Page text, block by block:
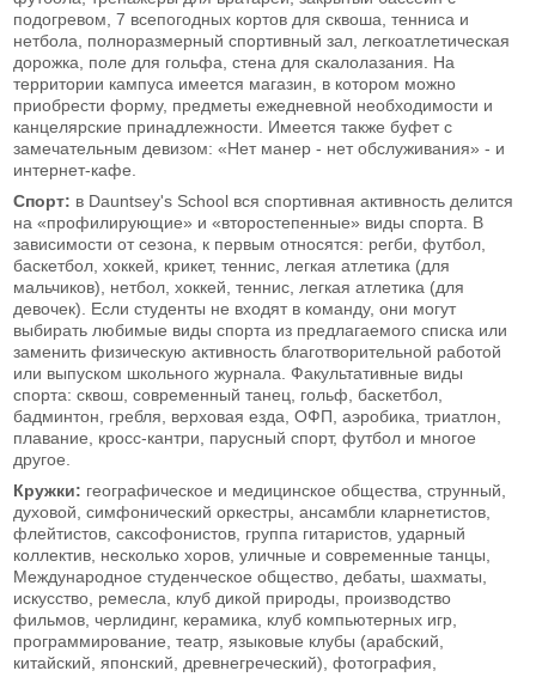
подогревом, 7 всепогодных кортов для сквоша, тенниса и
нетбола, полноразмерный спортивный зал, легкоатлетическая
дорожка, поле для гольфа, стена для скалолазания. На
территории кампуса имеется магазин, в котором можно
приобрести форму, предметы ежедневной необходимости и
канцелярские принадлежности. Имеется также буфет с
замечательным девизом: «Нет манер - нет обслуживания» - и
интернет-кафе.
Спорт: в Dauntsey's School вся спортивная активность делится
на «профилирующие» и «второстепенные» виды спорта. В
зависимости от сезона, к первым относятся: регби, футбол,
баскетбол, хоккей, крикет, теннис, легкая атлетика (для
мальчиков), нетбол, хоккей, теннис, легкая атлетика (для
девочек). Если студенты не входят в команду, они могут
выбирать любимые виды спорта из предлагаемого списка или
заменить физическую активность благотворительной работой
или выпуском школьного журнала. Факультативные виды
спорта: сквош, современный танец, гольф, баскетбол,
бадминтон, гребля, верховая езда, ОФП, аэробика, триатлон,
плавание, кросс-кантри, парусный спорт, футбол и многое
другое.
Кружки: географическое и медицинское общества, струнный,
духовой, симфонический оркестры, ансамбли кларнетистов,
флейтистов, саксофонистов, группа гитаристов, ударный
коллектив, несколько хоров, уличные и современные танцы,
Международное студенческое общество, дебаты, шахматы,
искусство, ремесла, клуб дикой природы, производство
фильмов, черлидинг, керамика, клуб компьютерных игр,
программирование, театр, языковые клубы (арабский,
китайский, японский, древнегреческий), фотография,